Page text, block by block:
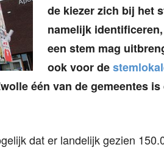
de kiezer zich bij het
namelijk
een stem mag
ook voor de
één van de gemeentes
dat er landelijk gezien